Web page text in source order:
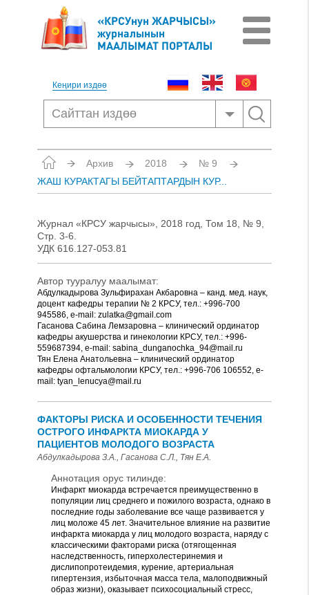
«КРСУнун ЖАРЧЫСЫ»
журналынын
МААЛЫМАТ ПОРТАЛЫ
Кеңири издөө
Архив 2018
№ 9
ЖАШ КУРАКТАГЫ БЕЙТАПТАРДЫН КУР...
Журнал «КРСУ жарчысы», 2018 год, Том 18, № 9,
Стр. 3-6.
УДК 616.127-053.81
Автор тууралуу маалымат:
Абдулкадырова Зульфирахан Акбаровна – канд. мед. наук,
доцент кафедры терапии № 2 КРСУ, тел.: +996-700
945586, e-mail: zulatka@gmail.com
Гасанова Сабина Лемзаровна – клинический ординатор
кафедры акушерства и гинекологии КРСУ, тел.: +996-
559687394, е-mail: sabina_dunganochka_94@mail.ru
Тян Елена Анатольевна – клинический ординатор
кафедры офтальмологии КРСУ, тел.: +996-706 106552, е-
mail: tyan_lenucya@mail.ru
ФАКТОРЫ РИСКА И ОСОБЕННОСТИ ТЕЧЕНИЯ
ОСТРОГО ИНФАРКТА МИОКАРДА У
ПАЦИЕНТОВ МОЛОДОГО ВОЗРАСТА
Абдулкадырова З.А., Гасанова С.Л., Тян Е.А.
Аннотация орус тилинде:
Инфаркт миокарда встречается преимущественно в
популяции лиц среднего и пожилого возраста, однако в
последние годы заболевание все чаще развивается у
лиц моложе 45 лет. Значительное влияние на развитие
инфаркта миокарда у лиц молодого возраста, наряду с
классическими факторами риска (отягощенная
наследственность, гиперхолестеринемия и
дислипопротеидемия, курение, артериальная
гипертензия, избыточная масса тела, малоподвижный
образ жизни), оказывает психосоциальный стресс,